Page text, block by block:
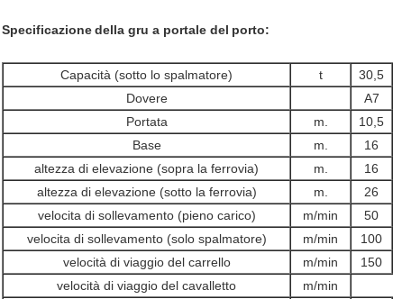
Specificazionedella gru a portale del porto:
Capacità (sotto lo spalmatore) t 30,5
Dovere
A7
Portata
m. 10,5
Base
m. 16
altezza di elevazione (sopra la ferrovia)
m. 16
altezza di elevazione (sotto la ferrovia)
m. 26
velocita di sollevamento (pieno carico)
m/min 50
velocita di sollevamento (solo spalmatore)
m/min 100
velocità di viaggio del carrello
m/min 150
velocità di viaggio del cavalletto
m/min